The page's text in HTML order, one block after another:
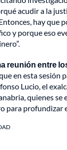
acudir a la
hay que
y porque eso
reunión entre
en esta sesión
Lucio, el
quienes
profundizar